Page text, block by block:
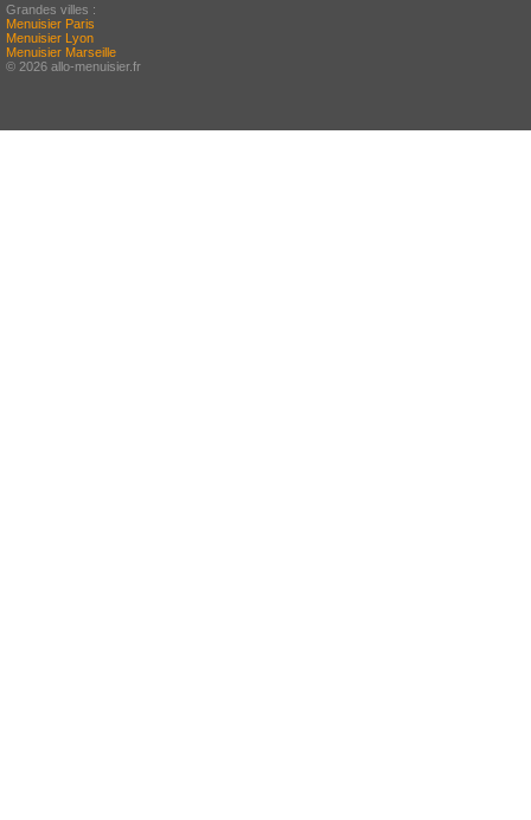
Grandes villes :
Menuisier Paris
Menuisier Lyon
Menuisier Marseille
© 2026 allo-menuisier.fr